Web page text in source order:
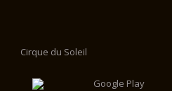
Cirque du Soleil